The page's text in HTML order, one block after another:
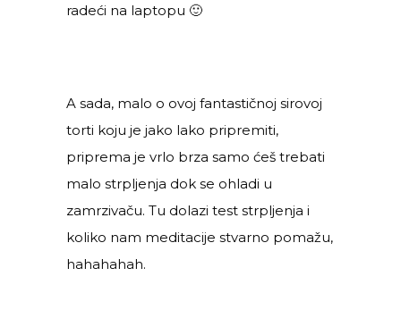
radeći na laptopu 🙂
A sada, malo o ovoj fantastičnoj sirovoj
torti koju je jako lako pripremiti,
priprema je vrlo brza samo ćeš trebati
malo strpljenja dok se ohladi u
zamrzivaču. Tu dolazi test strpljenja i
koliko nam meditacije stvarno pomažu,
hahahahah.